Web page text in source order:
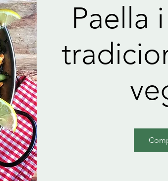
Paella